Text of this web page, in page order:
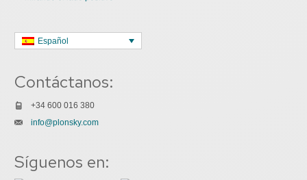
Español
Contáctanos:
+34 600 016 380
info@plonsky.com
Síguenos en: